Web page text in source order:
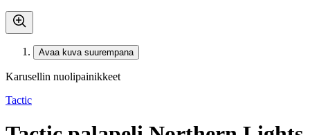
Avaa kuva suurempana
Karusellin nuolipainikkeet
Tactic